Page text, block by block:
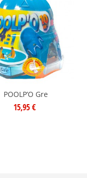
POOLP’O Gre
15,95 €